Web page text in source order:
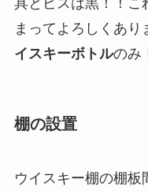
具とビスは黒！！こ
まってよろしくあり
イスキーボトルのみ
棚の設置
ウイスキー棚の棚板